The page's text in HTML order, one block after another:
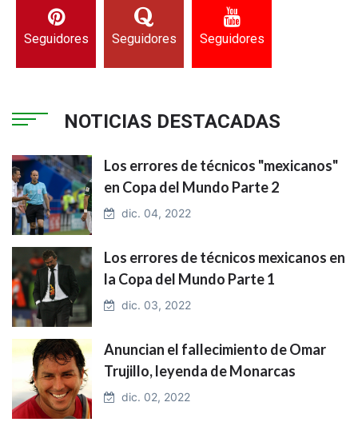
Seguidores Seguidores Seguidores
NOTICIAS DESTACADAS
Los errores de técnicos "mexicanos"
en Copa del Mundo Parte 2
dic. 04, 2022
Los errores de técnicos mexicanos en
la Copa del Mundo Parte 1
dic. 03, 2022
Anuncian el fallecimiento de Omar
Trujillo, leyenda de Monarcas
dic. 02, 2022